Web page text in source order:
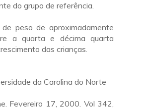
do grupo de referência.
peso de aproximadamente
a quarta e décima quarta
das crianças.
da Carolina do Norte
Fevereiro 17, 2000. Vol 342,